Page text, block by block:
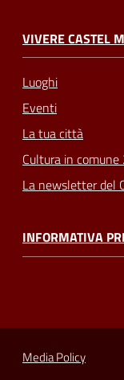
VIVERE CASTEL
Luoghi
Eventi
La tua città
Cultura in
La newsletter del
INFORMATIVA
Media Policy